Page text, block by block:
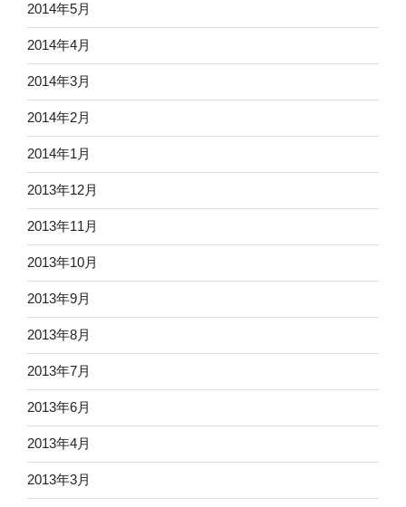
2014年5月
2014年4月
2014年3月
2014年2月
2014年1月
2013年12月
2013年11月
2013年10月
2013年9月
2013年8月
2013年7月
2013年6月
2013年4月
2013年3月